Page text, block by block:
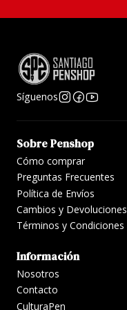
Síguenos
Sobre Penshop
Cómo comprar
Preguntas Frecuentes
Política de Envíos
Cambios y Devoluciones
Términos y Condiciones
Información
Nosotros
Contacto
CulturaPen